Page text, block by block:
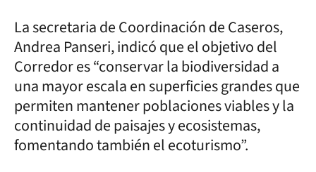
La secretaria de Coordinación de Caseros,
Andrea Panseri, indicó que el objetivo del
Corredor es “conservar la biodiversidad a
una mayor escala en superficies grandes que
permiten mantener poblaciones viables y la
continuidad de paisajes y ecosistemas,
fomentando también el ecoturismo”.